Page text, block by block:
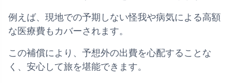
例えば、現地での予期しない怪我や病気による高額
な医療費もカバーされます。
この補償により、予想外の出費を心配することな
く、安心して旅を堪能できます。